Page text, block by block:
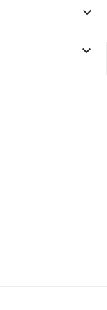
keyboard_arrow_down
keyboard_arrow_down